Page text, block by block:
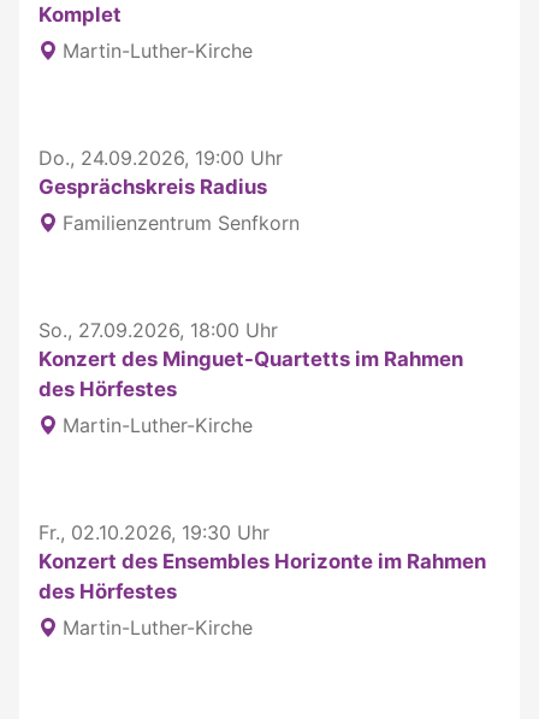
Komplet
Martin-Luther-Kirche
Do., 24.09.2026, 19:00 Uhr
Gesprächskreis Radius
Familienzentrum Senfkorn
So., 27.09.2026, 18:00 Uhr
Konzert des Minguet-Quartetts im Rahmen
des Hörfestes
Martin-Luther-Kirche
Fr., 02.10.2026, 19:30 Uhr
Konzert des Ensembles Horizonte im Rahmen
des Hörfestes
Martin-Luther-Kirche